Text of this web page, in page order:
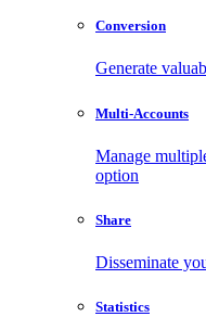
Conversion
Generate
Multi-Accounts
Manage
option
Share
Disseminate
Statistics